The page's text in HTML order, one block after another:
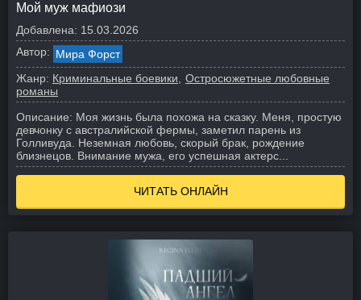
Мой муж мафиози
Добавлена: 15.03.2026
Автор: Мира Форст
Жанр: Криминальные боевики
Остросюжетные любовные
романы
Описание: Моя жизнь была похожа на сказку. Меня, простую
девчонку с австралийской фермы, заметил парень из
Голливуда. Неземная любовь, скорый брак, рождение
близнецов. Внимание мужа, его успешная актерс...
ЧИТАТЬ ОНЛАЙН